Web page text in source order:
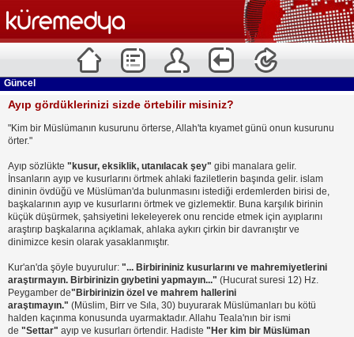
Güncel
Ayıp gördüklerinizi sizde örtebilir misiniz?
"Kim bir Müslümanın kusurunu örterse, Allah'ta kıyamet günü onun kusurunu
örter."
Ayıp sözlükte "kusur, eksiklik, utanılacak şey" gibi manalara gelir.
İnsanların ayıp ve kusurlarını örtmek ahlaki faziletlerin başında gelir. islam
dininin övdüğü ve Müslüman'da bulunmasını istediği erdemlerden birisi de,
başkalarının ayıp ve kusurlarını örtmek ve gizlemektir. Buna karşılık birinin
küçük düşürmek, şahsiyetini lekeleyerek onu rencide etmek için ayıplarını
araştırıp başkalarına açıklamak, ahlaka aykırı çirkin bir davranıştır ve
dinimizce kesin olarak yasaklanmıştır.
Kur'an'da şöyle buyurulur: "... Birbirininiz kusurlarını ve mahremiyetlerini
araştırmayın. Birbirinizin gıybetini yapmayın..." (Hucurat suresi 12) Hz.
Peygamber de"Birbirinizin özel ve mahrem hallerini
araştımayın." (Müslim, Birr ve Sıla, 30) buyurarak Müslümanları bu kötü
halden kaçınma konusunda uyarmaktadır. Allahu Teala'nın bir ismi
de "Settar" ayıp ve kusurları örtendir. Hadiste "Her kim bir Müslüman